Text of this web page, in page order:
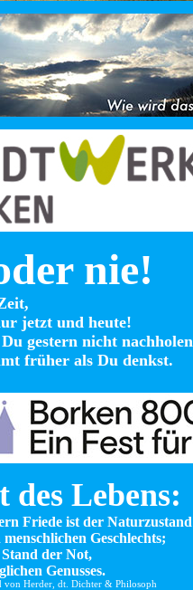
nie!
jetzt und heute!
gestern nicht nachholen
früher als Du denkst.
des Lebens:
Friede ist der Naturzustand
Geschlechts;
der Not,
Genusses.
von Herder, dt. Dichter & Philosoph